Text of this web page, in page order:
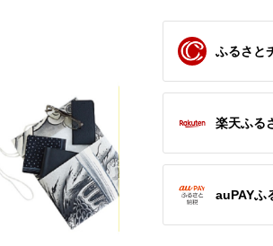
ふるさと
楽天ふる
auPAYふ